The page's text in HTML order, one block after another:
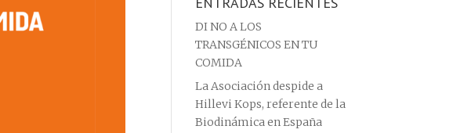
DI NO A LOS
TRANSGÉNICOS EN TU
COMIDA
La Asociación despide a
Hillevi Kops, referente de la
Biodinámica en España